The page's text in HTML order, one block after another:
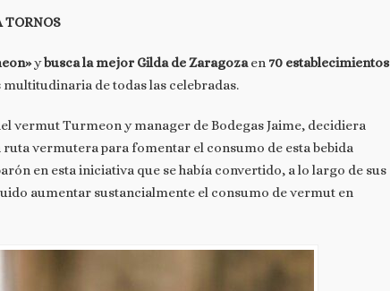
TORNOS
ybusca la mejor Gilda de Zaragozaen 70 establecimientos
de todas las celebradas.
vermut Turmeon y manager de Bodegas Jaime, decidiera
vermutera para fomentar el consumo de esta bebida
en esta iniciativa que se había convertido, a lo largo de sus
aumentar sustancialmente el consumo de vermut en